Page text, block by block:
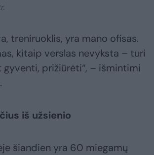
treniruoklis, yra mano ofisas.
kitaip verslas nevyksta – turi
prižiūrėti“, – išmintimi
iš užsienio
šiandien yra 60 miegamų